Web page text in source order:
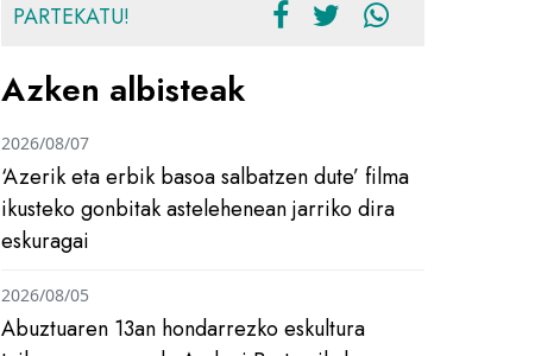
PARTEKATU!
Azken albisteak
‘Azerik eta erbik basoa salbatzen dute’ filma
ikusteko gonbitak astelehenean jarriko dira
eskuragai
2026/08/07
Abuztuaren 13an hondarrezko eskultura
2026/08/05